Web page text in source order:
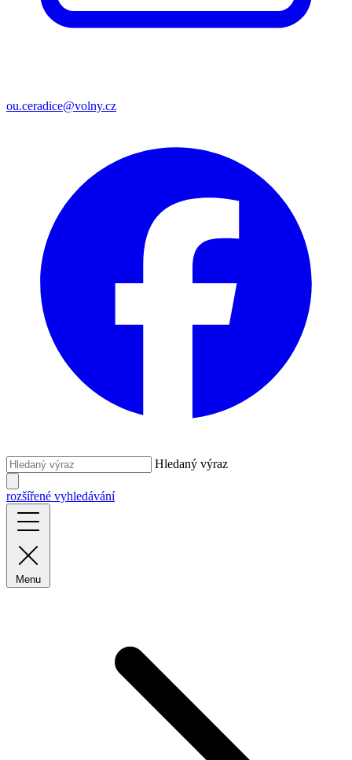
ou.ceradice@volny.cz
Hledaný výraz
rozšířené vyhledávání
Menu